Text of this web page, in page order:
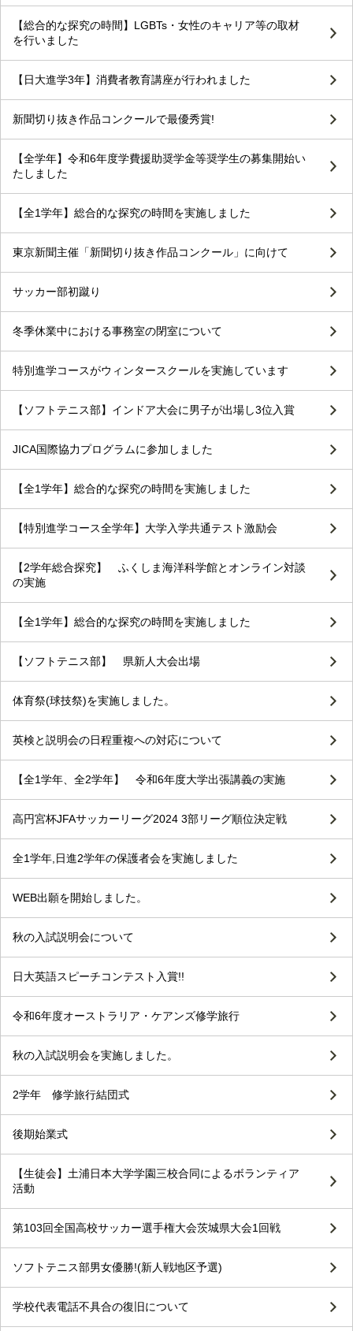
【総合的な探究の時間】LGBTs・女性のキャリア等の取材
を行いました
【日大進学3年】消費者教育講座が行われました
新聞切り抜き作品コンクールで最優秀賞!
【全学年】令和6年度学費援助奨学金等奨学生の募集開始い
たしました
【全1学年】総合的な探究の時間を実施しました
東京新聞主催「新聞切り抜き作品コンクール」に向けて
サッカー部初蹴り
冬季休業中における事務室の閉室について
特別進学コースがウィンタースクールを実施しています
【ソフトテニス部】インドア大会に男子が出場し3位入賞
JICA国際協力プログラムに参加しました
【全1学年】総合的な探究の時間を実施しました
【特別進学コース全学年】大学入学共通テスト激励会
【2学年総合探究】 ふくしま海洋科学館とオンライン対談
の実施
【全1学年】総合的な探究の時間を実施しました
【ソフトテニス部】 県新人大会出場
体育祭(球技祭)を実施しました。
英検と説明会の日程重複への対応について
【全1学年、全2学年】 令和6年度大学出張講義の実施
高円宮杯JFAサッカーリーグ2024 3部リーグ順位決定戦
全1学年,日進2学年の保護者会を実施しました
WEB出願を開始しました。
秋の入試説明会について
日大英語スピーチコンテスト入賞!!
令和6年度オーストラリア・ケアンズ修学旅行
秋の入試説明会を実施しました。
2学年 修学旅行結団式
後期始業式
【生徒会】土浦日本大学学園三校合同によるボランティア
活動
第103回全国高校サッカー選手権大会茨城県大会1回戦
ソフトテニス部男女優勝!(新人戦地区予選)
学校代表電話不具合の復旧について